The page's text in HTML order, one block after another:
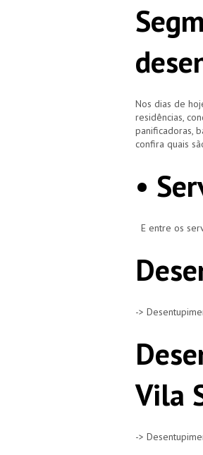
Nos dias de
residências,
panificadoras,
confira quais
•
E entre os
->
Vila
->